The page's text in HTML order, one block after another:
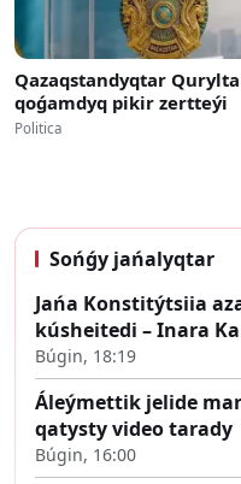
Qazaqstandyqtar
qoǵamdyq pikir zertteýi
Politica
Sońǵy jańalyqtar
Jańa Konstitýtsiia
kúsheitedi – Inara
Búgin, 18:19
Áleýmettik jelide
qatysty video tarady
Búgin, 16:00